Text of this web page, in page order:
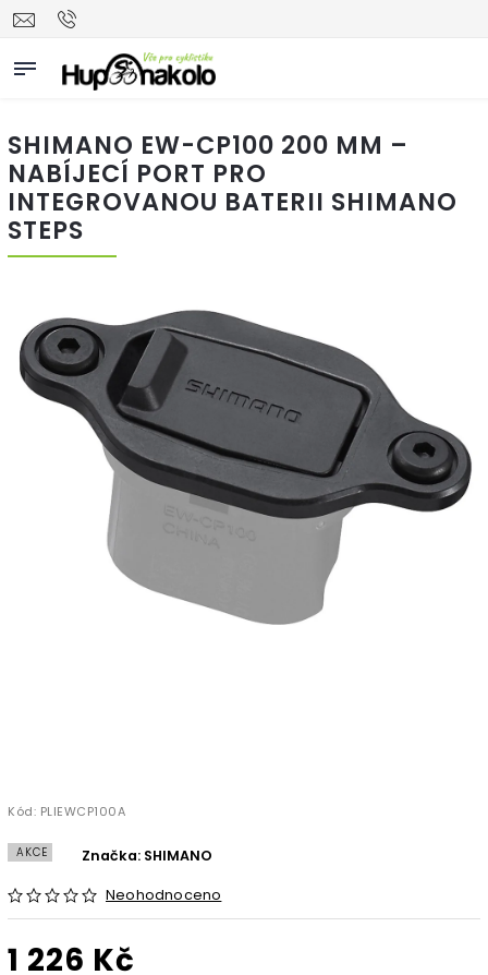
SHIMANO EW-CP100 200 MM –
NABÍJECÍ PORT PRO
INTEGROVANOU BATERII SHIMANO
STEPS
Kód: PLIEWCP100A
AKCE
Neohodnoceno
Značka: SHIMANO
1 226 Kč